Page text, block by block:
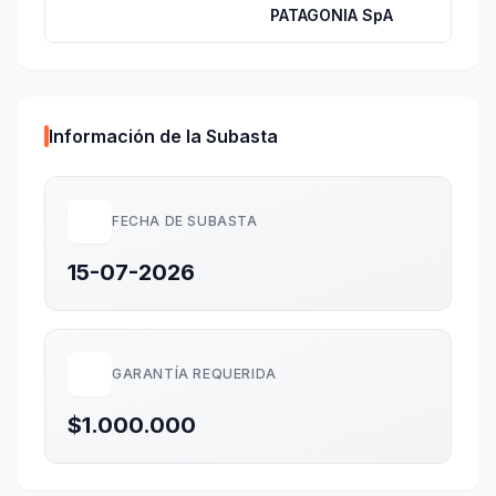
PATAGONIA SpA
Información de la Subasta
FECHA DE SUBASTA
15-07-2026
GARANTÍA REQUERIDA
$1.000.000